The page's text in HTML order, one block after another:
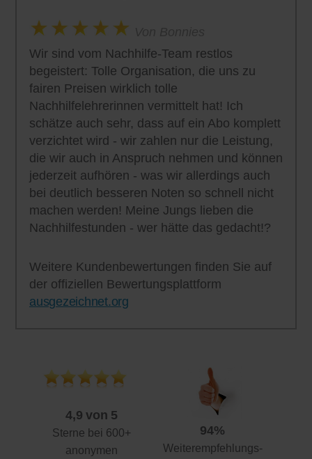
Wir sind vom Nachhilfe-Team restlos
begeistert: Tolle Organisation, die uns zu
fairen Preisen wirklich tolle
Nachhilfelehrerinnen vermittelt hat! Ich
schätze auch sehr, dass auf ein Abo komplett
verzichtet wird - wir zahlen nur die Leistung,
die wir auch in Anspruch nehmen und können
jederzeit aufhören - was wir allerdings auch
bei deutlich besseren Noten so schnell nicht
machen werden! Meine Jungs lieben die
Nachhilfestunden - wer hätte das gedacht!?
Weitere Kundenbewertungen finden Sie auf
der offiziellen Bewertungsplattform
ausgezeichnet.org
4,9 von 5
Sterne bei 600+
anonymen
94%
Weiterempfehlungs-